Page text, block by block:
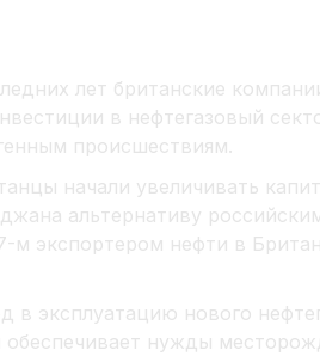
лет британские
в нефтегазовый
происшествиям.
начали увеличивать
альтернативу
м экспортером нефти в
в эксплуатацию нового
обеспечивает нужды